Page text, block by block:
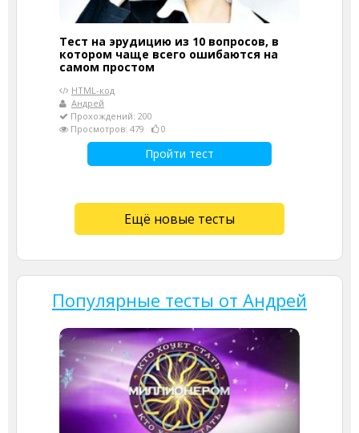
Тест на эрудицию из 10 вопросов, в
котором чаще всего ошибаются на
самом простом
HTML-код
Андрей
Прохождений: 200
Просмотров: 479
0
Пройти тест
Ещё новые тесты
Популярные тесты от Андрей